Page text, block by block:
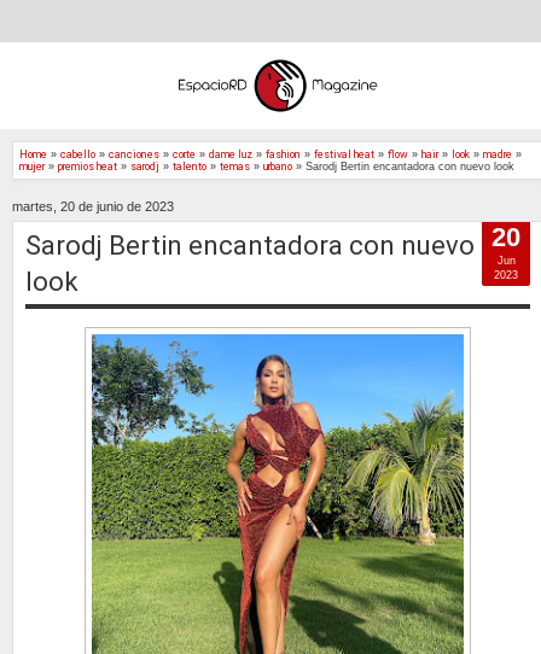
Home » cabello » canciones » corte » dame luz » fashion » festival heat » flow » hair» look » madre »
mujer» premios heat » sarodj » talento » temas » urbano » Sarodj Bertin encantadora con nuevo look
martes, 20 de junio de 2023
Sarodj Bertin encantadora con nuevo
look
20
Jun
2023